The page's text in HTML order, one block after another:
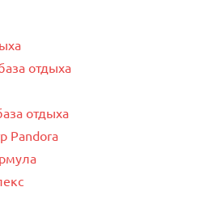
отдыха
отдыха
Pandora